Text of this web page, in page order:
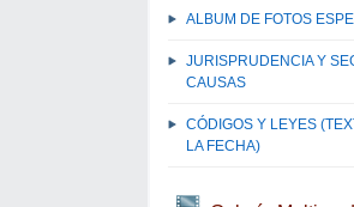
ALBUM DE FOTOS
JURISPRUDENCIA Y
CAUSAS
CÓDIGOS Y LEYES
LA FECHA)